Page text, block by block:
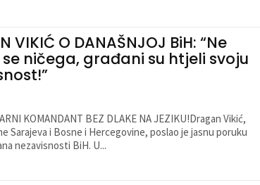
VIKIĆ O DANAŠNJOJ BiH: “Ne
ničega, građani su htjeli svoju
KOMANDANT BEZ DLAKE NA JEZIKU!Dragan Vikić,
Sarajeva i Bosne i Hercegovine, poslao je jasnu poruku
nezavisnosti BiH. U...